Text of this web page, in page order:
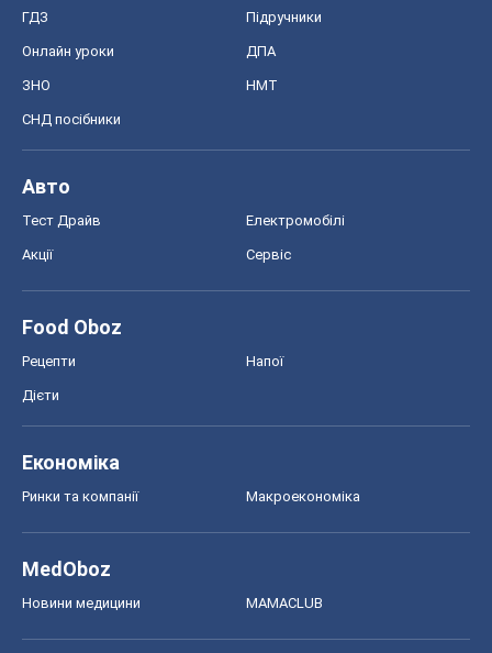
ГДЗ Підручники
Онлайн уроки ДПА
ЗНО НМТ
СНД посібники
Авто
Тест Драйв Електромобілі
Акції Сервіс
Food Oboz
Рецепти Напої
Дієти
Економіка
Ринки та компанії Макроекономіка
MedOboz
Новини медицини MAMACLUB